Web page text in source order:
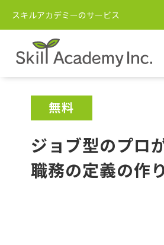
スキルアカデミーのサービス
スキルアカデミー 講座一覧
無料
ジョブ型のプロ
職務の定義の作